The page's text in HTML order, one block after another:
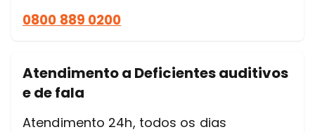
0800 889 0200
Atendimento a Deficientes auditivos
e de fala
Atendimento 24h, todos os dias